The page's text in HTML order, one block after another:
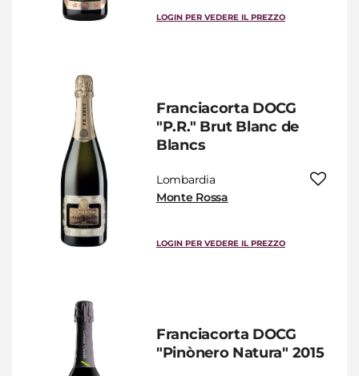
LOGIN PER VEDERE IL PREZZO
Franciacorta DOCG
"P.R." Brut Blanc de
Blancs
Lombardia
Monte Rossa
LOGIN PER VEDERE IL PREZZO
Franciacorta DOCG
"Pinònero Natura" 2015